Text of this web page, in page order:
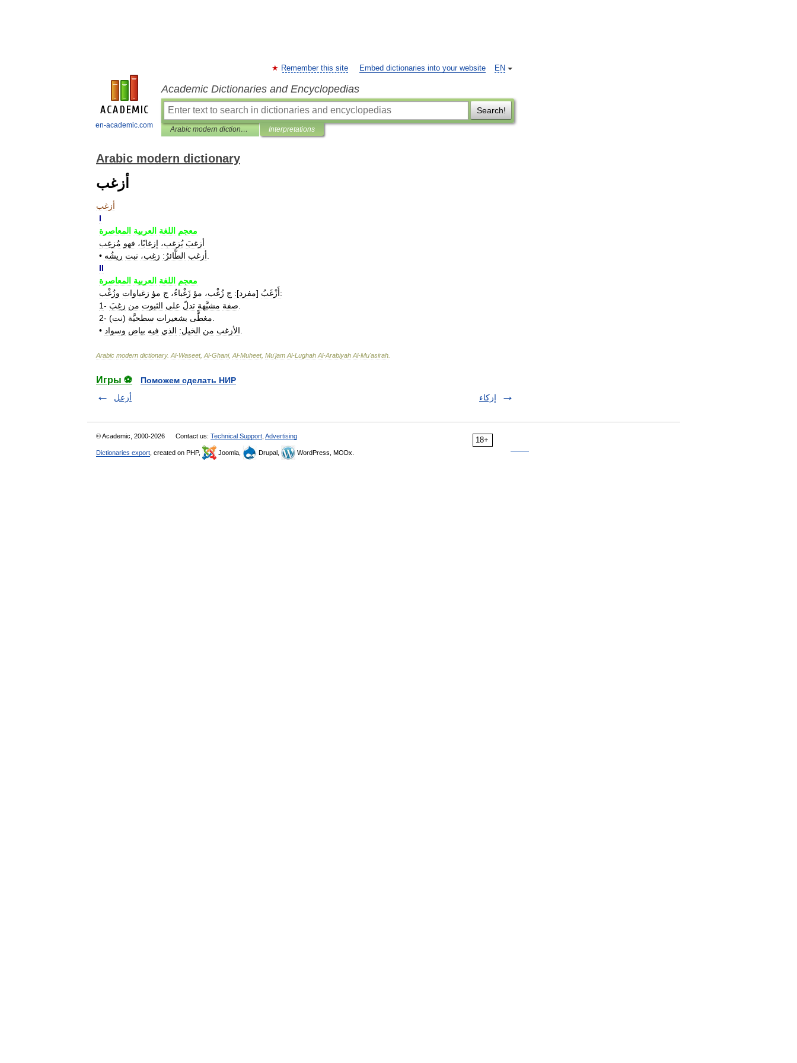
en-academic.com
EN
Remember this site Embed dictionaries into your website
Academic Dictionaries and Encyclopedias
Search!
Arabic modern dictionary Interpretations
Arabic modern dictionary
أزغب
أزغب
I
معجم اللغة العربية المعاصرة
أزغبَ يُزغب، إزغابًا، فهو مُزغِب
•
أزغب الطَّائرُ: زغِب، نبت ريشُه
II
معجم اللغة العربية المعاصرة
أَزْغَبُ [مفرد]
: ج زُغْب، مؤ زَغْباءُ، ج مؤ زغباوات
وزُغْب:
1- صفة مشبَّهة تدلّ على الثبوت من زغِبَ
2- (نت) مغطًّى بشعيرات سطحيَّة
•
الأزغب من الخيل: الذي فيه بياض وسواد
Arabic modern dictionary. Al-Waseet, Al-Ghani, Al-Muheet, Mu'jam Al-Lughah Al-Arabiyah Al-Mu'asirah
Игры ⚽
Поможем сделать НИР
أزعل
إزكاء
18+
© Academic, 2000-2026 Contact us: Technical Support Advertising
Dictionaries export , created on PHP, Joomla, Drupal, WordPress, MODx.